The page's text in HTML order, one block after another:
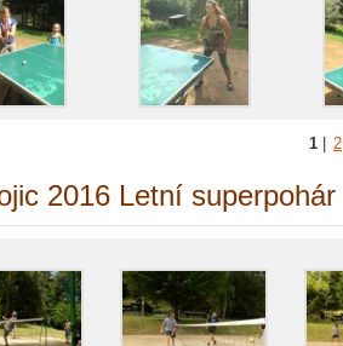
1 2
2016 Letní superpohár